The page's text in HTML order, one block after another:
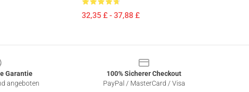
32,35 £ - 37,88 £
Garantie
angeboten
100% Sicherer Checkout
PayPal / MasterCard / Visa